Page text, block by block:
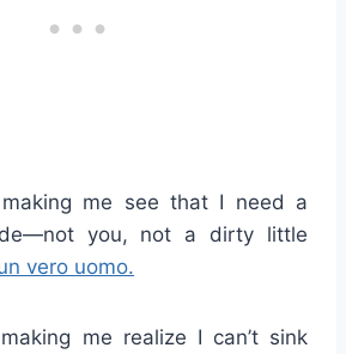
me see that I need a
you, not a dirty little
vero uomo.
me realize I can’t sink